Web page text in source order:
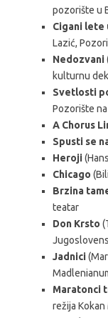
pozorište u
Cigani lete
Lazić,
Nedozvani
kulturnu
Svetlosti
Pozorište
A Chorus
Spusti se
Heroji
Chicago
Brzina
teatar
Don Krsto
Jadnici
Maratonci
režija